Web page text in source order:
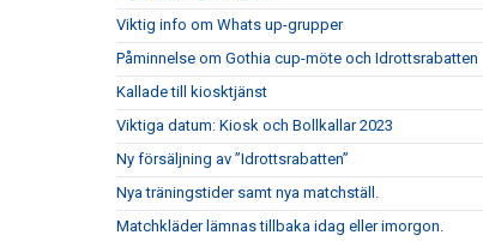
Viktig info om Whats up-grupper
Påminnelse om Gothia cup-möte och Idrottsrabatten
Kallade till kiosktjänst
Viktiga datum: Kiosk och Bollkallar 2023
Ny försäljning av ”Idrottsrabatten”
Nya träningstider samt nya matchställ.
Matchkläder lämnas tillbaka idag eller imorgon.